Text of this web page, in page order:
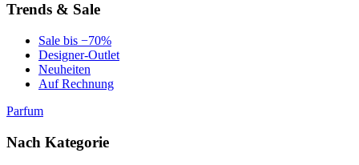
Trends & Sale
Sale bis −70%
Designer-Outlet
Neuheiten
Auf Rechnung
Parfum
Nach Kategorie